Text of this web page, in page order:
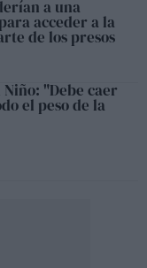
a una
acceder a la
de los presos
"Debe caer
el peso de la